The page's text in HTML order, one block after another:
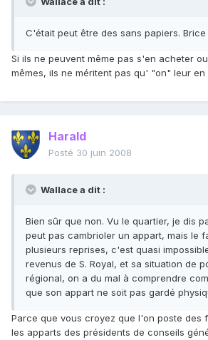
C'était peut être des sans papiers. Brice
Si ils ne peuvent même pas s'en acheter
mêmes, ils ne méritent pas qu' "on" leur en
Harald
Posté 30 juin 2008
Wallace a dit :
Bien sûr que non. Vu le quartier, je dis
peut pas cambrioler un appart, mais le
plusieurs reprises, c'est quasi
revenus de S. Royal, et sa situation de
régional, on a du mal à comprendre
que son appart ne soit pas gardé
Parce que vous croyez que l'on poste des
les apparts des présidents de conseils